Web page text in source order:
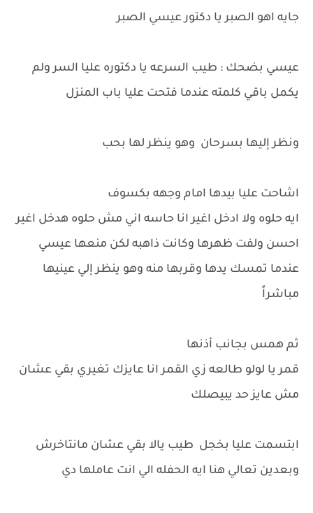
جايه اهو الصبر يا دكتور عيسي الصبر
عيسي بضحك : طيب السرعه يا دكتوره عليا السر ولم
يكمل باقي كلمته عندما فتحت عليا باب المنزل
ونظر إليها بسرحان وهو ينظر لها بحب
اشاحت عليا بيدها امام وجهه بكسوف
ايه حلوه ولا ادخل اغير انا حاسه اني مش حلوه هدخل اغير
احسن ولفت ظهرها وكانت ذاهبه لكن منعها عيسي
عندما تمسك يدها وقربها منه وهو ينظر إلي عينيها
مباشراً
ثم همس بجانب أذنها
قمر يا لولو طالعه زي القمر انا عايزك تغيري بقي عشان
مش عايز حد يبيصلك
ابتسمت عليا بخجل طيب يالا بقي عشان مانتاخرش
وبعدين تعالي هنا ايه الحفله الي انت عاملها دي